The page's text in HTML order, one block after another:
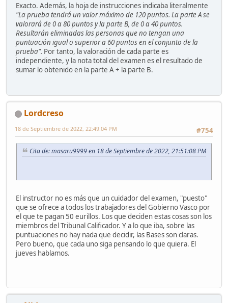
Exacto. Además, la hoja de instrucciones indicaba literalmente
"La prueba tendrá un valor máximo de 120 puntos. La parte A se
valorará de 0 a 80 puntos y la parte B, de 0 a 40 puntos.
Resultarán eliminadas las personas que no tengan una
puntuación igual o superior a 60 puntos en el conjunto de la
prueba". Por tanto, la valoración de cada parte es
independiente, y la nota total del examen es el resultado de
sumar lo obtenido en la parte A + la parte B.
Lordcreso
#754
18 de Septiembre de 2022, 22:49:04 PM
Cita de: masaru9999 en 18 de Septiembre de 2022, 21:51:08 PM
El instructor no es más que un cuidador del examen, "puesto"
que se ofrece a todos los trabajadores del Gobierno Vasco por
el que te pagan 50 eurillos. Los que deciden estas cosas son los
miembros del Tribunal Calificador. Y a lo que iba, sobre las
puntuaciones no hay nada que decidir, las Bases son claras.
Pero bueno, que cada uno siga pensando lo que quiera. El
jueves hablamos.